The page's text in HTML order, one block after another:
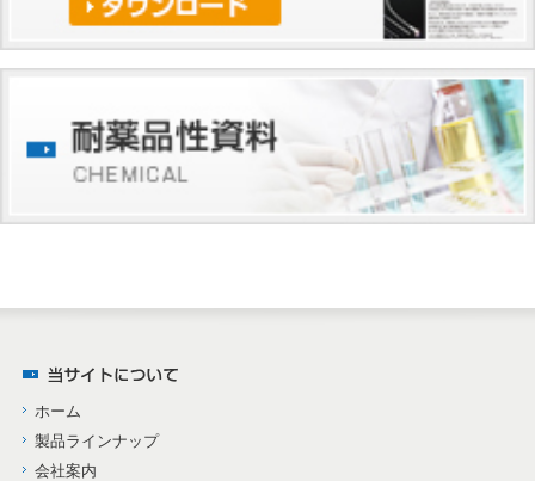
ホーム
製品ラインナップ
会社案内